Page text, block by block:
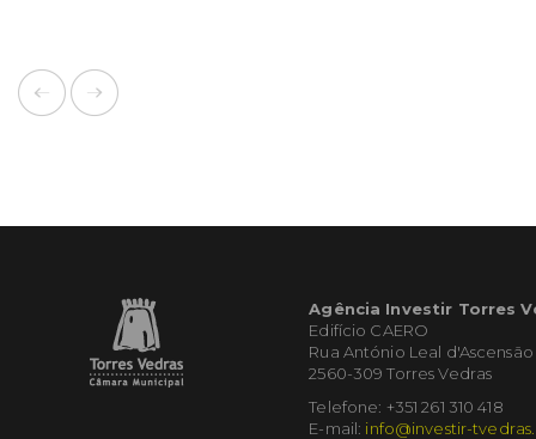
Agência Investir Torres
Edifício CAERO
Rua António Leal d'Ascensão
2560-309 Torres Vedras
Telefone: +351 261 310 418
E-mail: info@investir-